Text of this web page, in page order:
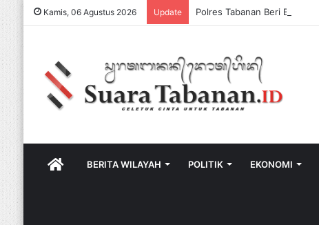
Kamis, 06 Agustus 2026 Update
HOMEBERITA WILAYAH POLITIK EKONOMI